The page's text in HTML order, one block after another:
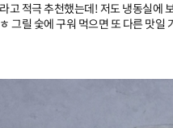
고 적극 추천했는데! 저도 냉동실에
그릴 숯에 구워 먹으면 또 다른 맛일